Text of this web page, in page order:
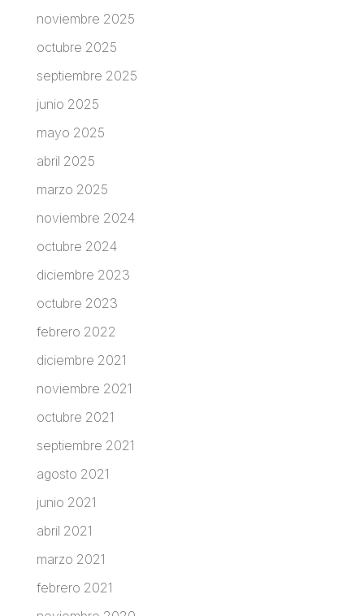
noviembre 2025
octubre 2025
septiembre 2025
junio 2025
mayo 2025
abril 2025
marzo 2025
noviembre 2024
octubre 2024
diciembre 2023
octubre 2023
febrero 2022
diciembre 2021
noviembre 2021
octubre 2021
septiembre 2021
agosto 2021
junio 2021
abril 2021
marzo 2021
febrero 2021